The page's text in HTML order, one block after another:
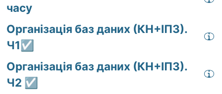
часу
Організація баз даних (КН+ІПЗ).
Ч1☑️
Організація баз даних (КН+ІПЗ).
Ч2 ☑️